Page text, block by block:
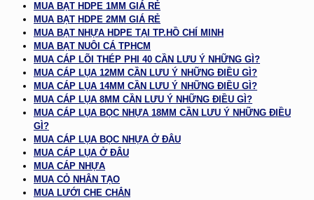
MUA BẠT HDPE 1MM GIÁ RẺ
MUA BẠT HDPE 2MM GIÁ RẺ
MUA BẠT NHỰA HDPE TẠI TP.HỒ CHÍ MINH
MUA BẠT NUÔI CÁ TPHCM
MUA CÁP LÕI THÉP PHI 40 CẦN LƯU Ý NHỮNG GÌ?
MUA CÁP LỤA 12MM CẦN LƯU Ý NHỮNG ĐIỀU GÌ?
MUA CÁP LỤA 14MM CẦN LƯU Ý NHỮNG ĐIỀU GÌ?
MUA CÁP LỤA 8MM CẦN LƯU Ý NHỮNG ĐIỀU GÌ?
MUA CÁP LỤA BỌC NHỰA 18MM CẦN LƯU Ý NHỮNG ĐIỀU
GÌ?
MUA CÁP LỤA BỌC NHỰA Ở ĐÂU
MUA CÁP LỤA Ở ĐÂU
MUA CÁP NHỰA
MUA CỎ NHÂN TẠO
MUA LƯỚI CHE CHẮN